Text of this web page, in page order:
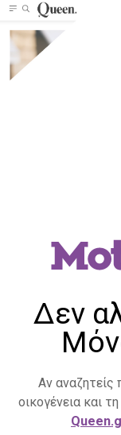
Δεν
Αν αναζητείς
οικογένεια και